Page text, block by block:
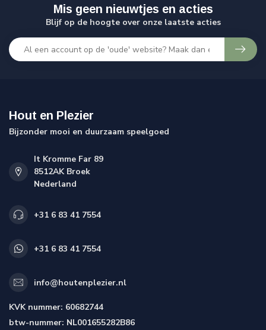
Mis geen nieuwtjes en acties
Blijf op de hoogte over onze laatste acties
Hout en Plezier
Bijzonder mooi en duurzaam speelgoed
It Kromme Far 89
8512AK Broek
Nederland
+31 6 83 41 7554
+31 6 83 41 7554
info@houtenplezier.nl
KVK nummer: 60682744
btw-nummer: NL001655282B86